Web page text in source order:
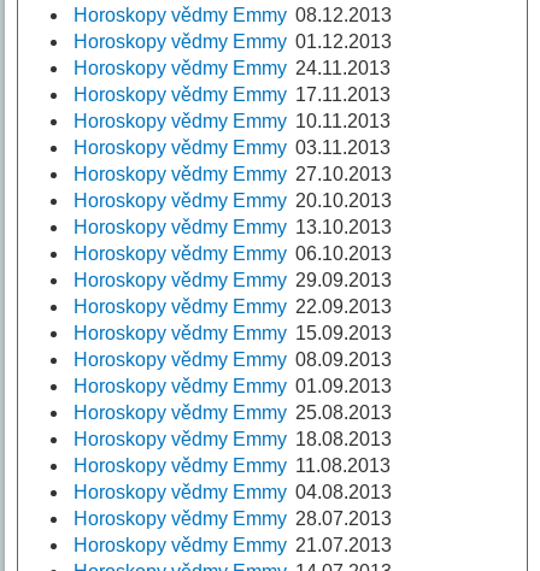
Horoskopy vědmy Emmy 08.12.2013
Horoskopy vědmy Emmy 01.12.2013
Horoskopy vědmy Emmy 24.11.2013
Horoskopy vědmy Emmy 17.11.2013
Horoskopy vědmy Emmy 10.11.2013
Horoskopy vědmy Emmy 03.11.2013
Horoskopy vědmy Emmy 27.10.2013
Horoskopy vědmy Emmy 20.10.2013
Horoskopy vědmy Emmy 13.10.2013
Horoskopy vědmy Emmy 06.10.2013
Horoskopy vědmy Emmy 29.09.2013
Horoskopy vědmy Emmy 22.09.2013
Horoskopy vědmy Emmy 15.09.2013
Horoskopy vědmy Emmy 08.09.2013
Horoskopy vědmy Emmy 01.09.2013
Horoskopy vědmy Emmy 25.08.2013
Horoskopy vědmy Emmy 18.08.2013
Horoskopy vědmy Emmy 11.08.2013
Horoskopy vědmy Emmy 04.08.2013
Horoskopy vědmy Emmy 28.07.2013
Horoskopy vědmy Emmy 21.07.2013